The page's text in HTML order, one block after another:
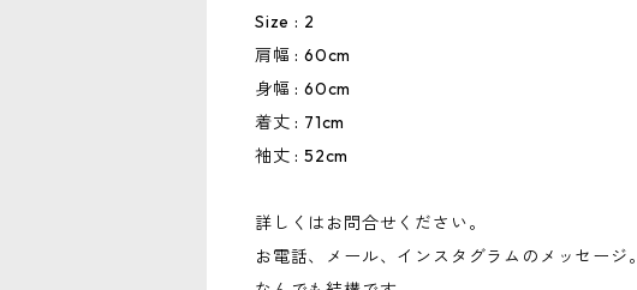
Size : 2
肩幅 : 60cm
身幅 : 60cm
着丈 : 71cm
袖丈 : 52cm
詳しくはお問合せください。
お電話、メール、インスタグラムのメッセージ。